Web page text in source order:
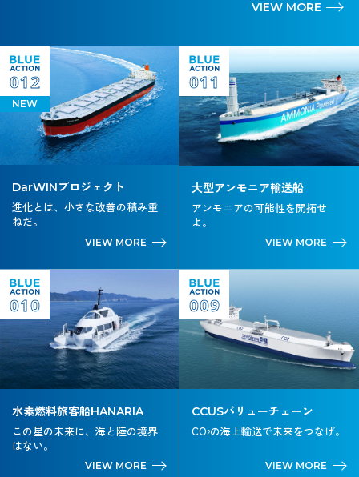
VIEW MORE
012
NEW
DarWINプロジェクト
進化とは、小さな改善の積み重
ねだ。
VIEW MORE
011
大型アンモニア輸送船
アンモニアの可能性を開拓せ
よ。
VIEW MORE
010
水素燃料旅客船HANARIA
この星の未来に、海と陸の境界
はない。
VIEW MORE
009
CCUSバリューチェーン
CO2の海上輸送で未来をつなげ。
VIEW MORE